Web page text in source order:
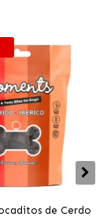
de Cerdo